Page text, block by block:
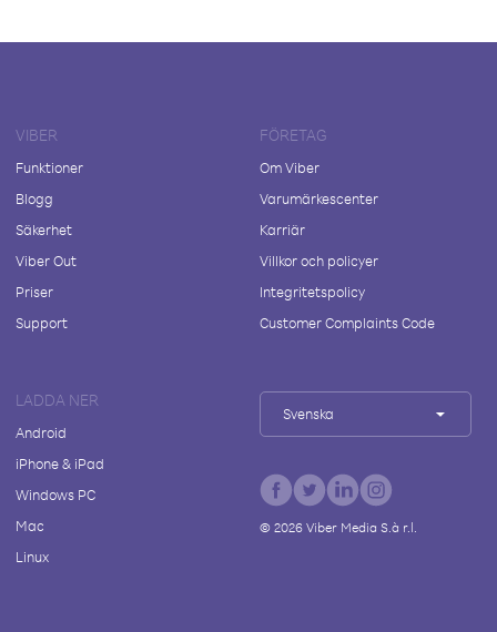
VIBER
Funktioner
Blogg
Säkerhet
Viber Out
Priser
Support
FÖRETAG
Om Viber
Varumärkescenter
Karriär
Villkor och policyer
Integritetspolicy
Customer Complaints Code
LADDA NER
Android
iPhone & iPad
Windows PC
Mac
Linux
Svenska
© 2026Viber Media S.à r.l.